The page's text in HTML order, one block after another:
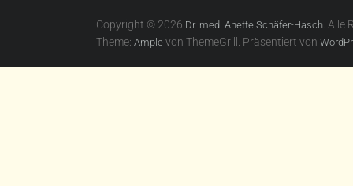
Copyright © 2026 Dr. med. Anette Schäfer-Hasch . Alle
Theme: Ample von ThemeGrill. Präsentiert von